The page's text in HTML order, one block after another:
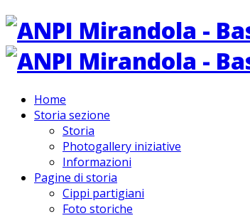
Home
Storia sezione
Storia
Photogallery iniziative
Informazioni
Pagine di storia
Cippi partigiani
Foto storiche